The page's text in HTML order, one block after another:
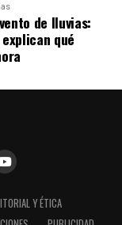
de lluvias:
qué
Y ÉTICA